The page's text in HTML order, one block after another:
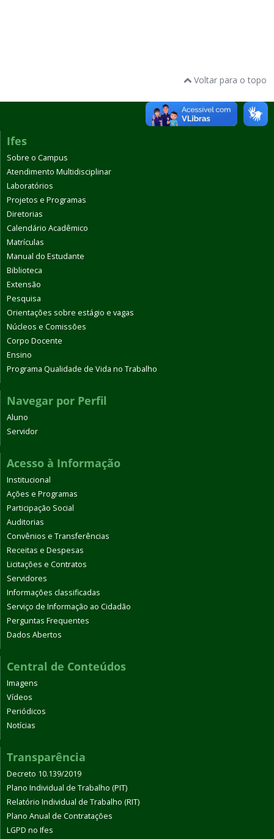
Voltar para o topo
Ifes
Sobre o Campus
Atendimento Multidisciplinar
Laboratórios
Projetos e Programas
Diretorias
Calendário Acadêmico
Matrículas
Manual do Estudante
Biblioteca
Extensão
Pesquisa
Orientações sobre estágio e vagas
Núcleos e Comissões
Corpo Docente
Ensino
Programa Qualidade de Vida no Trabalho
Navegar por Perfil
Aluno
Servidor
Acesso à Informação
Institucional
Ações e Programas
Participação Social
Auditorias
Convênios e Transferências
Receitas e Despesas
Licitações e Contratos
Servidores
Informações classificadas
Serviço de Informação ao Cidadão
Perguntas Frequentes
Dados Abertos
Central de Conteúdos
Imagens
Vídeos
Periódicos
Notícias
Transparência
Decreto 10.139/2019
Plano Individual de Trabalho (PIT)
Relatório Individual de Trabalho (RIT)
Plano Anual de Contratações
LGPD no Ifes